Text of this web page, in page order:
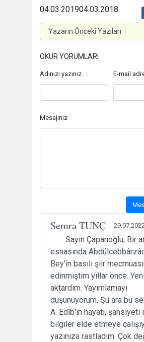
04.03.2018
04.03.2019
OKUR YORUMLARI
Adınızı yazınız E-mail
Mesajınız
Semra TUNÇ
Sayın Çapanoğlu, Bir
esnasında
Bey'în basılı şiir
edinmiştim yıllar önce.
aktardım. Yayımlamayı
düşünüyorum. Şu ara bu
A. Edîb'in hayatı,
bilgiler elde etmeye
yazınıza rastladım. Çok